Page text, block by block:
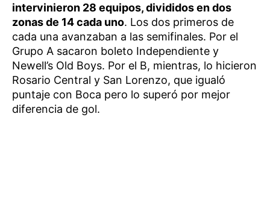
intervinieron 28 equipos, divididos en dos
zonas de 14 cada uno. Los dos primeros de
cada una avanzaban a las semifinales. Por el
Grupo A sacaron boleto Independiente y
Newell’s Old Boys. Por el B, mientras, lo hicieron
Rosario Central y San Lorenzo, que igualó
puntaje con Boca pero lo superó por mejor
diferencia de gol.